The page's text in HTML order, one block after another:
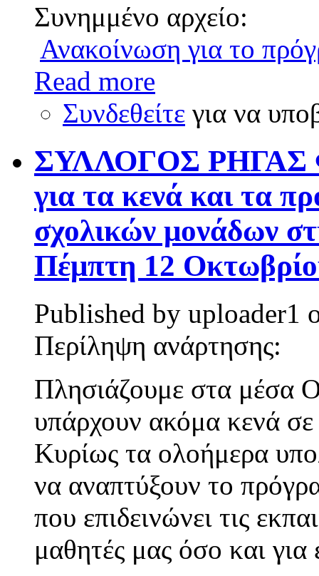
Συνημμένο αρχείο:
Ανακοίνωση για το
Read more
Συνδεθείτε για να
ΣΥΛΛΟΓΟΣ ΡΗΓΑΣ
για τα κενά και τα
σχολικών μονάδων
Πέμπτη 12
Published by uploader1
Περίληψη ανάρτησης:
Πλησιάζουμε στα μέσα
υπάρχουν ακόμα κενά
Κυρίως τα ολοήμερα
να αναπτύξουν το
που επιδεινώνει τις
μαθητές μας όσο και για